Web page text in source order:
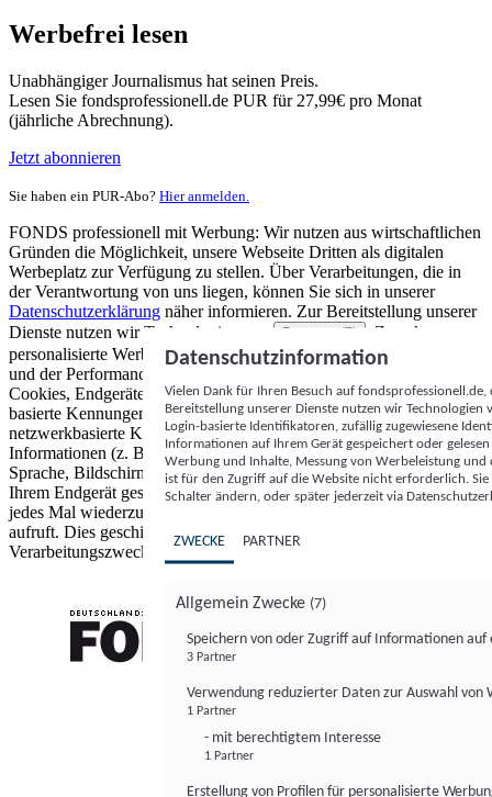
Werbefrei lesen
Unabhängiger Journalismus hat seinen Preis.
Lesen Sie fondsprofessionell.de PUR für 27,99€ pro Monat
(jährliche Abrechnung).
Jetzt abonnieren
Sie haben ein PUR-Abo? Hier anmelden.
FONDS professionell mit Werbung: Wir nutzen aus wirtschaftlichen
Gründen die Möglichkeit, unsere Webseite Dritten als digitalen
Werbeplatz zur Verfügung zu stellen. Über Verarbeitungen, die in
der Verantwortung von uns liegen, können Sie sich in unserer
Datenschutzerklärung näher informieren. Zur Bereitstellung unserer
Dienste nutzen wir Technologien von
Partnern (5)
. Zwecke:
personalisierte Werbung und Inhalte, Messung von Werbeleistung
und der Performance von Inhalten sowie Zielgruppenforschung.
Cookies, Endgeräte- oder ähnliche Online-Kennungen (z. B. login-
basierte Kennungen, zufällig generierte Kennungen,
netzwerkbasierte Kennungen) können zusammen mit anderen
Informationen (z. B. Browsertyp und Browserinformationen,
Sprache, Bildschirmgröße, unterstützte Technologien usw.) auf
Ihrem Endgerät gespeichert oder von dort ausgelesen werden, um es
jedes Mal wiederzuerkennen, wenn es eine App oder einer Webseite
aufruft. Dies geschieht für einen oder mehrere der hier aufgeführten
Verarbeitungszwecke.
Datenschutzinformation
Vielen Dank für Ihren Besuch auf
Bereitstellung unserer Dienste nutzen wir Technologien
Login-basierte Identifikatoren, zufällig zugewiesene
Informationen auf Ihrem Gerät gespeichert oder
Werbung und Inhalte, Messung von Werbeleistung
ist für den Zugriff auf die Website nicht erforderlich.
Schalter ändern, oder später jederzeit via
ZWECKE PARTNER
Allgemein Zwecke (7)
Speichern von oder Zugriff auf Informationen auf
3 Partner
Verwendung reduzierter Daten zur Auswahl von
1 Partner
- mit berechtigtem Interesse
1 Partner
Erstellung von Profilen für personalisierte
FONDS professionell